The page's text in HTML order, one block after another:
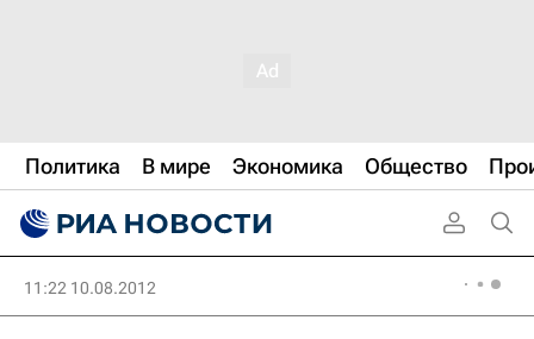
Политика В мире Экономика Общество
11:22 10.08.2012